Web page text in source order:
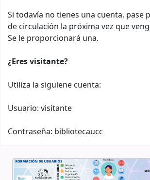
Si todavía no tienes una cuenta, pase
de circulación la próxima vez que
Se le proporcionará una.
¿Eres visitante?
Utiliza la siguiene cuenta:
Usuario: visitante
Contraseña: bibliotecaucc